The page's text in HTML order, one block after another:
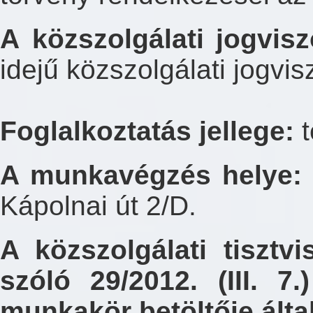
A közszolgálati
idejű közszolgálati
Foglalkoztatás jellege:
A munkavégzés helye:
Kápolnai út 2/D.
A közszolgálati
szóló 29/2012. (III.